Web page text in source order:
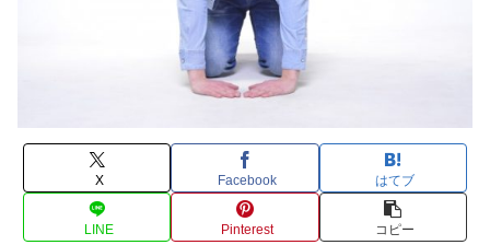
X Facebook はてブ
LINE Pinterest コピー